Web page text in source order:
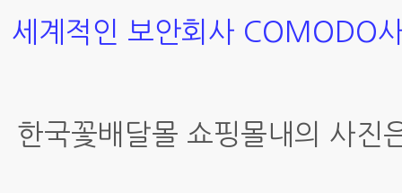
세계적인 보안회사 COMODO
한국꽃배달몰 쇼핑몰내의 사진